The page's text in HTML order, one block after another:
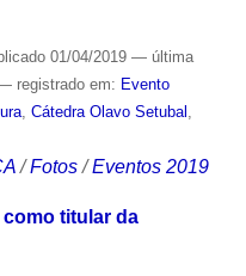
01/04/2019 — última
registrado em: Evento
, Cátedra Olavo Setubal
/Fotos /Eventos 2019
como titular da